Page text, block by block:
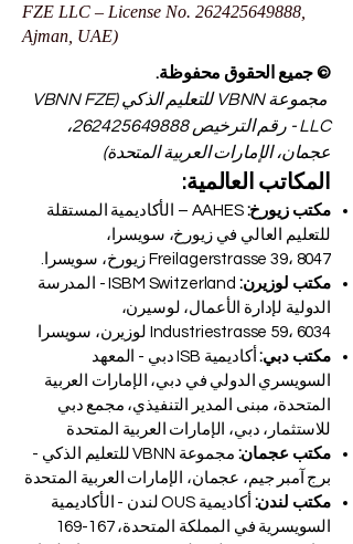
FZE LLC – License No. 262425649888
Ajman, UAE)
© جميع الحقوق محفوظة.
مجموعة VBNN للتعليم الذكي (VBNN FZE
LLC - رقم الترخيص
262425649888،
عجمان، الإمارات العربية المتحدة)
المكاتب العالمية:
مكتب زيورخ:
AAHES – الأكاديمية المستقلة
للتعليم العالي في زيورخ، سويسرا،
Freilagerstrasse 39، 8047 زيورخ، سويسرا.
مكتب لوزيرن:
ISBM Switzerland - المدرسة
الدولية لإدارة الأعمال، لوسيرن،
Industriestrasse 59، 6034 لوزيرن، سويسرا
مكتب دبي:
أكاديمية ISB دبي - المعهد
السويسري الدولي في دبي، الإمارات العربية
المتحدة، مبنى المدير التنفيذي، مجمع دبي
للاستثمار، دبي، الإمارات العربية المتحدة
مكتب عجمان:
مجموعة VBNN للتعليم الذكي -
برج آمبر جيم، عجمان، الإمارات العربية المتحدة
مكتب لندن:
أكاديمية OUS لندن - الأكاديمية
السويسرية في المملكة المتحدة، 167-169